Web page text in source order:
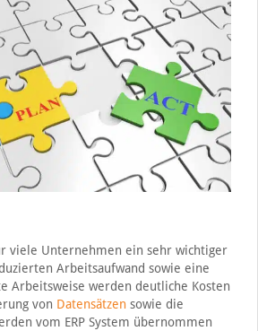
viele Unternehmen ein sehr wichtiger
Arbeitsaufwand sowie eine
Arbeitsweise werden deutliche Kosten
von Datensätzensowie die
vom ERP System übernommen